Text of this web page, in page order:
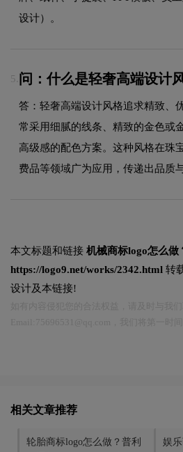
设计）。
5. 问：什么是轻奢高端设计
答：轻奢高端设计风格追求精致、
常采用细腻的线条、精致的金色或
高级感的配色方案。这种风格在珠
费品等领域广为应用，传递出品质
本文标题和链接 机械商标logo怎么做
https://logo9.net/works/2342.html 转
设计及本链接!
相关文章推荐
轮胎商标logo怎么做？普利
娱